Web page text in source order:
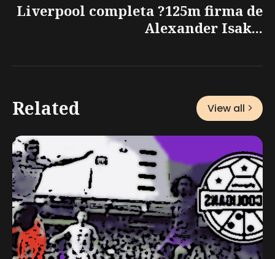
Liverpool completa ?125m firma de
Alexander Isak...
Related View all